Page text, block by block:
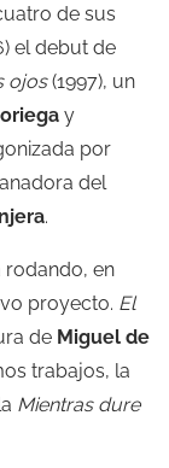
de sus
el debut de
ojos(1997), un
y
por
del
.
rodando, en
proyecto. El
de Miguel de
trabajos, la
Mientras dure